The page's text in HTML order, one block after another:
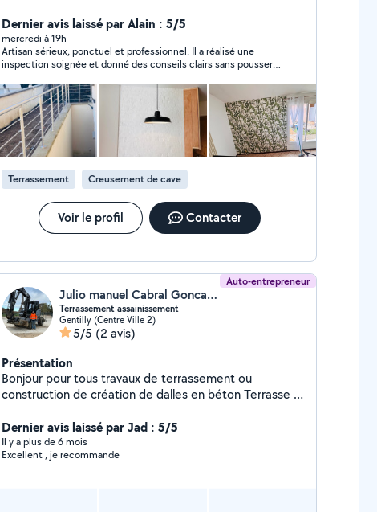
experience rest a votre disposition merci
Dernier avis laissé par Alain : 5/5
mercredi à 19h
Artisan sérieux, ponctuel et professionnel. Il a réalisé une
inspection soignée et donné des conseils clairs sans pousser à
apprécié son calme, sa méthode et son sérieux Je le considère
comme un artisan fiable.
Terrassement Creusement de cave
Voir le profil Contacter
Auto-entrepreneur
Julio manuel Cabral Goncalves (Goncalves)
Terrassement assainissement
Gentilly (Centre Ville 2)
5/5 (2 avis)
Présentation
Bonjour pour tous travaux de terrassement ou
construction de création de dalles en béton Terrasse ￼ -
béton - Terrain mise à niveau - Évacuation de terre ￼
Dernier avis laissé par Jad : 5/5
Il y a plus de 6 mois
Excellent , je recommande